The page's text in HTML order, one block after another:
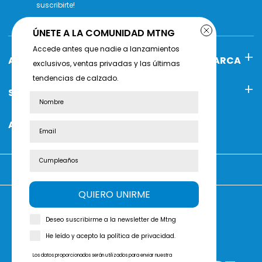
suscribirte!
AYUDA POLÍTICAS DE MARCA
SOBRE MTNG
ATENCIÓN AL CLIENTE
Reséñanos en Trustpilot
ÚNETE A LA COMUNIDAD MTNG
Accede antes que nadie a lanzamientos
exclusivos, ventas privadas y las últimas
tendencias de calzado.
QUIERO UNIRME
Deseo suscribirme a la newsletter de Mtng
He leído y acepto la política de privacidad.
Los datos proporcionados serán utilizados para enviar nuestra